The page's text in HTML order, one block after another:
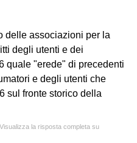
delle associazioni per la
degli utenti e dei
quale "erede" di precedenti
e degli utenti che
sul fronte storico della
Visualizza la risposta completa su